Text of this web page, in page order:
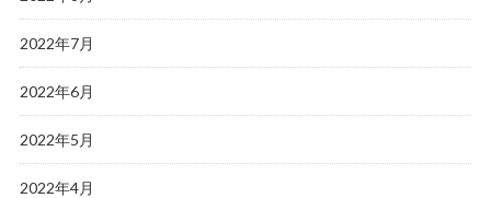
2022年7月
2022年6月
2022年5月
2022年4月